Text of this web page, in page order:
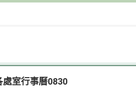
室行事曆0830